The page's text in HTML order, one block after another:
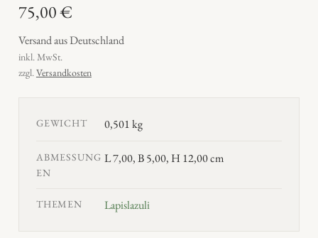
75,00€
Versand aus Deutschland
inkl. MwSt.
zzgl.Versandkosten
GEWICHT 0,501 kg
ABMESSUNG
EN
L 7,00, B 5,00, H 12,00 cm
THEMEN Lapislazuli